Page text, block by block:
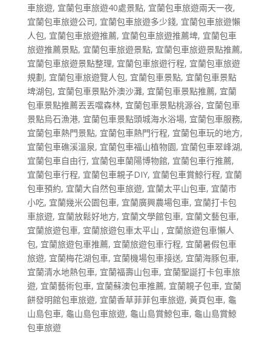
車旅遊, 宜蘭包車旅遊40處景點, 宜蘭包車旅遊兩天一夜,
宜蘭包車旅遊公司, 宜蘭包車旅遊多少錢, 宜蘭包車旅遊懶
人包, 宜蘭包車旅遊推薦, 宜蘭包車旅遊推薦埤, 宜蘭包車
旅遊推薦景點, 宜蘭包車旅遊景點, 宜蘭包車旅遊景點推薦,
宜蘭包車旅遊景點整理, 宜蘭包車旅遊行程, 宜蘭包車旅遊
規劃, 宜蘭包車旅遊覽人包, 宜蘭包車景點, 宜蘭包車景點
埤湖包, 宜蘭包車景點外澳沙灘, 宜蘭包車景點推薦, 宜蘭
包車景點推薦丟丟噹森林, 宜蘭包車景點桃源谷, 宜蘭包車
景點烏石漁港, 宜蘭包車景點頭城海水浴場, 宜蘭包車服務,
宜蘭包車熱門景點, 宜蘭包車熱門行程, 宜蘭包車玩的地方,
宜蘭包車礁溪溫泉, 宜蘭包車福山植物園, 宜蘭包車翠峰湖,
宜蘭包車自由行, 宜蘭包車蘭陽博物館, 宜蘭包車行推薦,
宜蘭包車行程, 宜蘭包車親子DIY, 宜蘭包車賞鯨行程, 宜蘭
包車預約, 宜蘭大自然包車旅遊, 宜蘭太平山包車, 宜蘭市
小吃, 宜蘭幾米公園包車, 宜蘭廣興農場包車, 宜蘭打卡包
車旅遊, 宜蘭放鬆好地方, 宜蘭文學館包車, 宜蘭文藝包車,
宜蘭旅遊包車, 宜蘭旅遊包車太平山 , 宜蘭旅遊包車懶人
包, 宜蘭旅遊包車推薦, 宜蘭旅遊包車行程, 宜蘭暑假包車
旅遊, 宜蘭梅花湖包車, 宜蘭機場包車接送, 宜蘭海豚包車,
宜蘭清水地熱包車, 宜蘭福壽山包車, 宜蘭聖誕打卡包車旅
遊, 宜蘭藝術包車, 宜蘭蘇澳包車推薦, 宜蘭親子包車, 宜蘭
餅發明館包車旅遊, 宜蘭香草菲菲包車旅遊, 黃頁包車, 龜
山島包車, 龜山島包車旅遊, 龜山島賞鯨包車, 龜山島賞鯨
包車旅遊